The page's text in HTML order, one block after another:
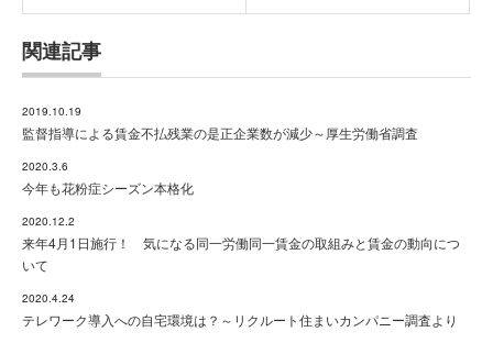
関連記事
2019.10.19
監督指導による賃金不払残業の是正企業数が減少～厚生労働省調査
2020.3.6
今年も花粉症シーズン本格化
2020.12.2
来年4月1日施行！ 気になる同一労働同一賃金の取組みと賃金の動向につ
いて
2020.4.24
テレワーク導入への自宅環境は？～リクルート住まいカンパニー調査より